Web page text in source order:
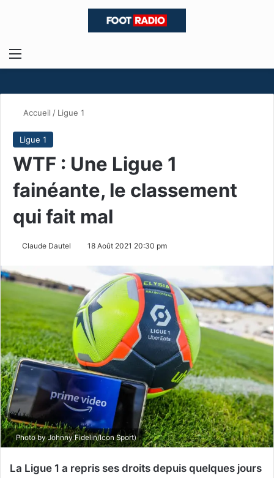
Menu
Accueil / Ligue 1
Ligue 1
WTF : Une Ligue 1
fainéante, le classement
qui fait mal
Claude Dautel 18 Août 2021 20:30 pm
Photo by Johnny Fidelin/Icon Sport)
La Ligue 1 a repris ses droits depuis quelques jours